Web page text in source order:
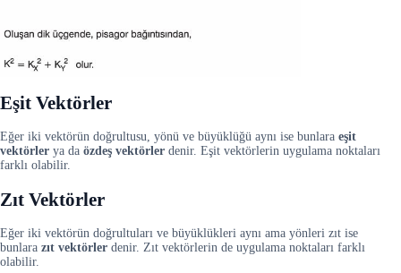
Eşit Vektörler
Eğer iki vektörün doğrultusu, yönü ve büyüklüğü aynı ise bunlara eşit
vektörler ya da özdeş vektörler denir. Eşit vektörlerin uygulama noktaları
farklı olabilir.
Zıt Vektörler
Eğer iki vektörün doğrultuları ve büyüklükleri aynı ama yönleri zıt ise
bunlara zıt vektörler denir. Zıt vektörlerin de uygulama noktaları farklı
olabilir.